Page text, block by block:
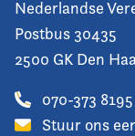
Nederlandse
Postbus 30435
2500 GK Den
070-373 8195
Stuur ons